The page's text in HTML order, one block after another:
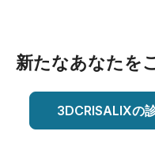
新たなあなたを
3DCRISALIXの